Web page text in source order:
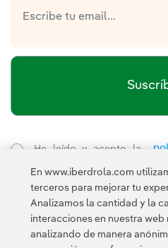
He leído y acepto la
Newsletter
Enlace externo,
Esta página está protegida
Política de privacidad y los
En www.iberdrola.com
terceros para mejorar tu
Analizamos la cantidad y la
interacciones en nuestra
analizando de manera